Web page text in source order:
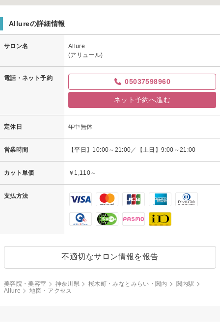
Allureの詳細情報
サロン名
Allure
(アリュール)
電話・ネット予約 05037598960
ネット予約へ進む
定休日 年中無休
営業時間 【平日】10:00～21:00／【土日】9:00～21:00
カット単価 ￥1,110～
支払方法
不適切なサロン情報を報告
美容院・美容室 神奈川県 桜木町・みなとみらい・関内
関内駅
Allure
地図・アクセス